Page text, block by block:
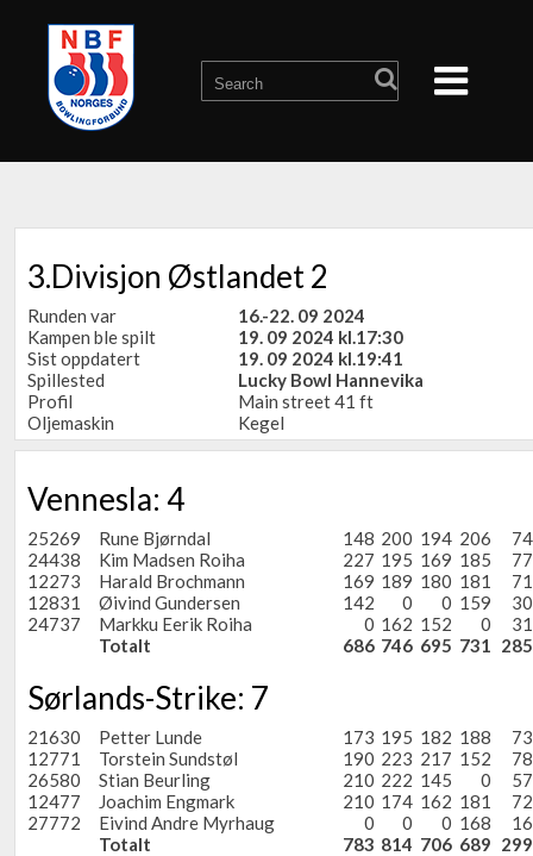
3.Divisjon Østlandet 2
Runden var
16.-22. 09 2024
Kampen ble spilt
19. 09 2024 kl.17:30
Sist oppdatert
19. 09 2024 kl.19:41
Spillested
Lucky Bowl Hannevika
Profil
Main street 41 ft
Oljemaskin
Kegel
Vennesla: 4
25269 Rune Bjørndal 148 200 194 206
24438
Kim Madsen Roiha 227 195 169 185
12273
Harald Brochmann 169 189 180 181
12831
Øivind Gundersen 142 0 0 159
24737
Markku Eerik Roiha 0 162 152 0
Totalt
686 746 695 731
Sørlands-Strike: 7
21630 Petter Lunde 173 195 182 188
12771
Torstein Sundstøl 190 223 217 152
26580
Stian Beurling 210 222 145 0
12477
Joachim Engmark 210 174 162 181
27772
Eivind Andre Myrhaug 0 0 0 168
Totalt
783 814 706 689